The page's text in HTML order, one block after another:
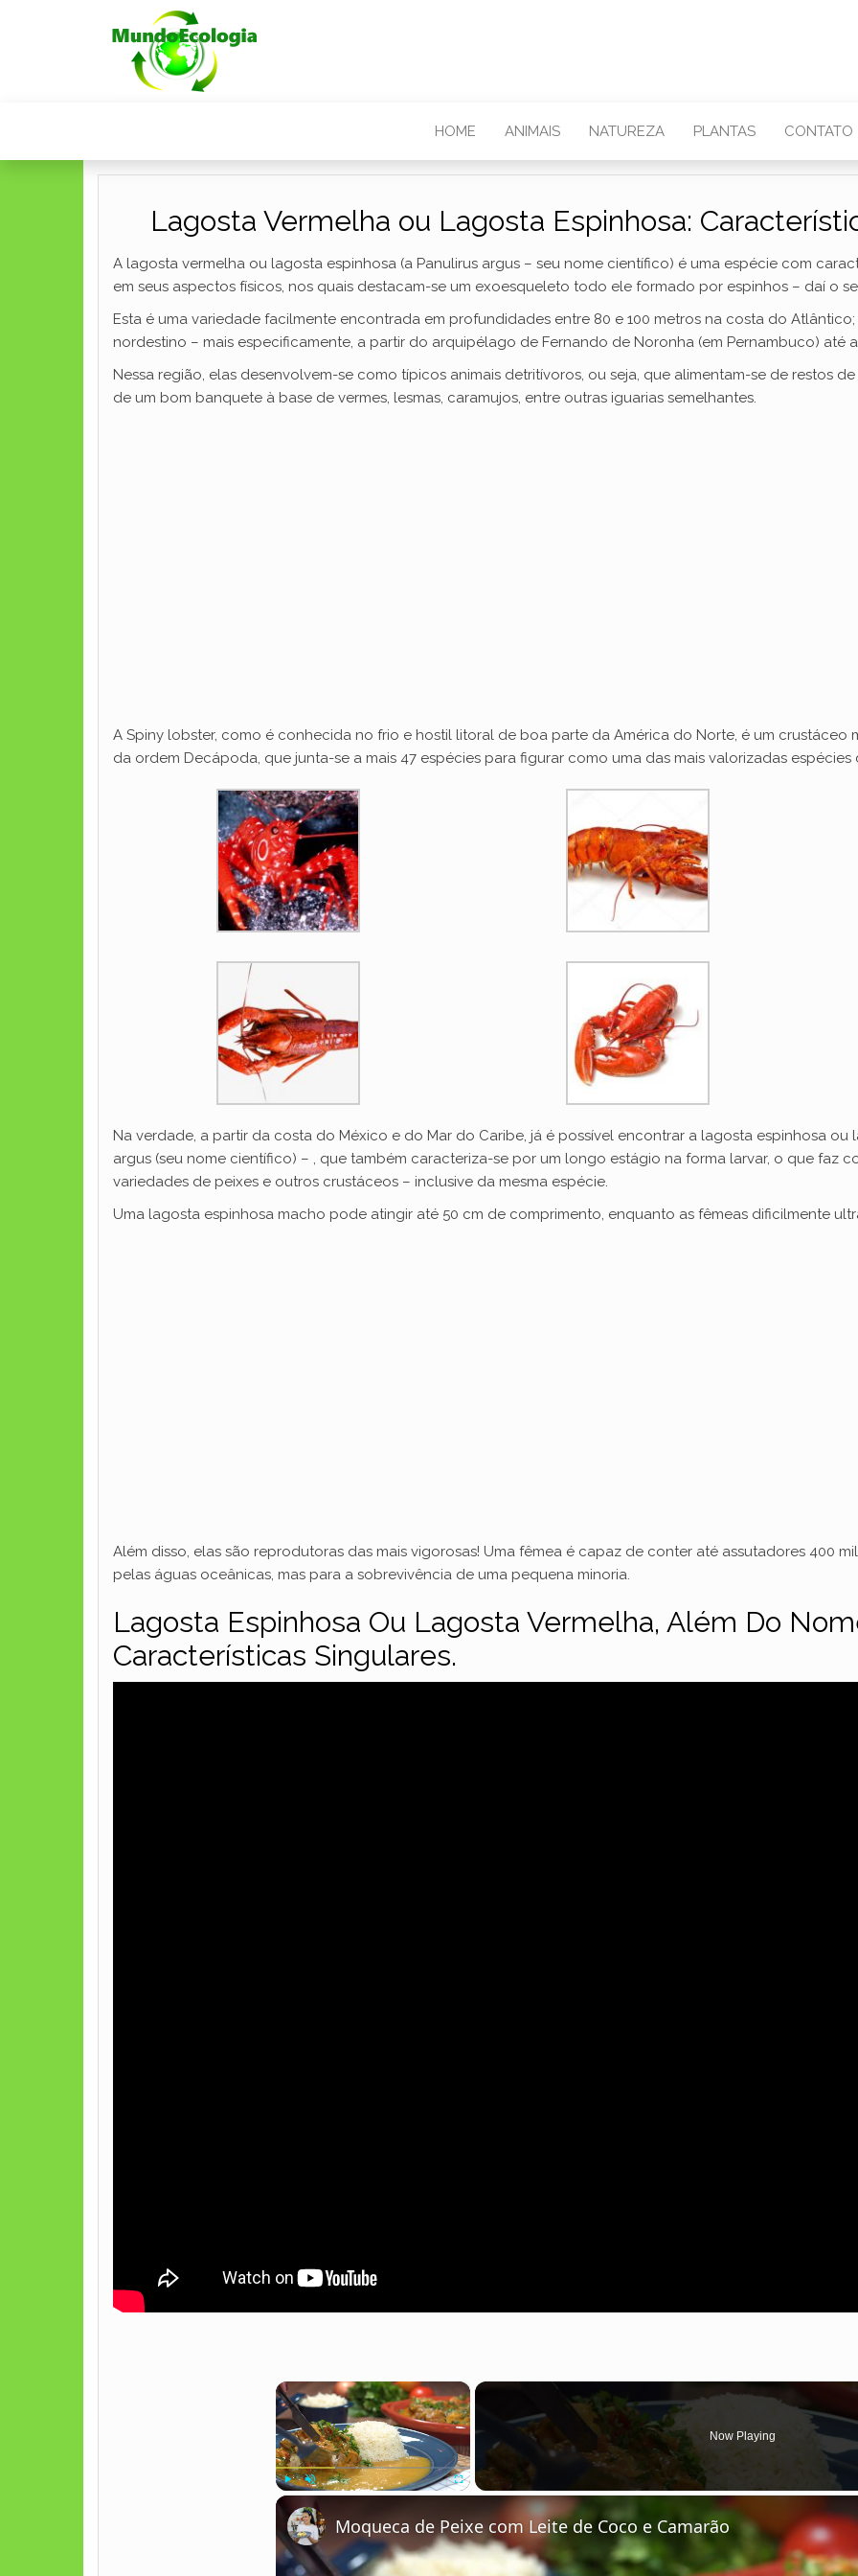
HOME ANIMAIS NATUREZA PLANTAS CONTATO
Lagosta Vermelha ou Lagosta Espinhosa:
A lagosta vermelha ou lagosta espinhosa (a Panulirus argus – seu nome científico) é uma espécie com
em seus aspectos físicos, nos quais destacam-se um exoesqueleto todo ele formado por espinhos – daí o
Esta é uma variedade facilmente encontrada em profundidades entre 80 e 100 metros na costa do
nordestino – mais especificamente, a partir do arquipélago de Fernando de Noronha (em Pernambuco) até
Nessa região, elas desenvolvem-se como típicos animais detritívoros, ou seja, que alimentam-se de restos
de um bom banquete à base de vermes, lesmas, caramujos, entre outras iguarias semelhantes.
A Spiny lobster, como é conhecida no frio e hostil litoral de boa parte da América do Norte, é um crustáceo
da ordem Decápoda, que junta-se a mais 47 espécies para figurar como uma das mais valorizadas espécies
Na verdade, a partir da costa do México e do Mar do Caribe, já é possível encontrar a lagosta espinhosa ou
argus (seu nome científico) – , que também caracteriza-se por um longo estágio na forma larvar, o que faz
variedades de peixes e outros crustáceos – inclusive da mesma espécie.
Uma lagosta espinhosa macho pode atingir até 50 cm de comprimento, enquanto as fêmeas dificilmente
Além disso, elas são reprodutoras das mais vigorosas! Uma fêmea é capaz de conter até assutadores 400
pelas águas oceânicas, mas para a sobrevivência de uma pequena minoria.
Lagosta Espinhosa Ou Lagosta Vermelha, Além Do
Características Singulares.
×
Now Playing
Moqueca de Peixe com Leite de Coco e Camarão